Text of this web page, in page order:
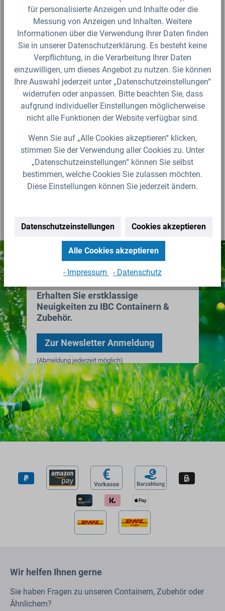
Hinweise bezüglich der Gewindegröße
Sicherheitsdatenblatt
Fragen zum Artikel?
Produktbewertungen
gewählte Artikelgröße als Beispielabbildung. Die Abbildungen,
technischen Daten, Maßangaben in Millimeter, Gewichtsangaben in
Gramm und Ausführungen sind somit unverbindlich. Die eigentliche
Definition und der Verwendungszweck des Artikels sowie die Nutzmaße
sind ausschließlich der Darstellungsunterstützung von uns
bereitgestellt. Wir behalten uns jederzeit Änderungen ohne Ankündigung
Nichts mehr verpassen!
Erhalten Sie erstklassige
Neuigkeiten zu IBC Containern &
Zubehör.
Zur Newsletter Anmeldung
(Abmeldung jederzeit möglich)
Wir helfen Ihnen gerne
Sie haben Fragen zu unseren Containern, Zubehör oder
Ähnlichem?
für personalisierte Anzeigen und Inhalte oder die
Messung von Anzeigen und Inhalten. Weitere
Informationen über die Verwendung Ihrer Daten finden
Sie in unserer Datenschutzerklärung. Es besteht keine
Verpflichtung, in die Verarbeitung Ihrer Daten
einzuwilligen, um dieses Angebot zu nutzen. Sie können
Ihre Auswahl jederzeit unter „Datenschutzeinstellungen“
widerrufen oder anpassen. Bitte beachten Sie, dass
aufgrund individueller Einstellungen möglicherweise
nicht alle Funktionen der Website verfügbar sind.
Wenn Sie auf „Alle Cookies akzeptieren“ klicken,
stimmen Sie der Verwendung aller Cookies zu. Unter
„Datenschutzeinstellungen“ können Sie selbst
bestimmen, welche Cookies Sie zulassen möchten.
Diese Einstellungen können Sie jederzeit ändern.
Datenschutzeinstellungen Cookies akzeptieren
Alle Cookies akzeptieren
- Impressum - Datenschutz